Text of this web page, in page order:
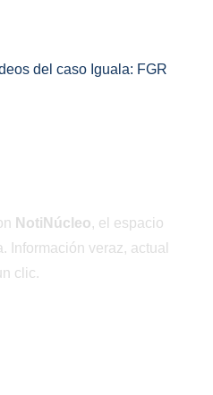
del caso Iguala: FGR
NotiNúcleo, el espacio
Información veraz, actual
clic.